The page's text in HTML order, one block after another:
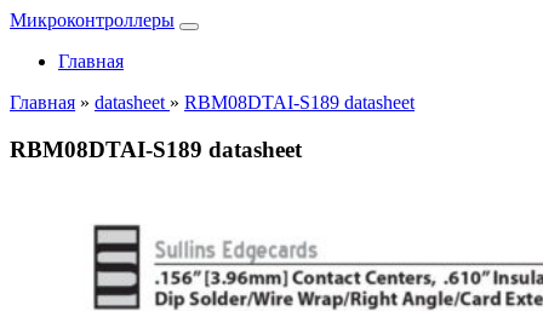
Микроконтроллеры
Главная
Главная » datasheet » RBM08DTAI-S189 datasheet
RBM08DTAI-S189 datasheet